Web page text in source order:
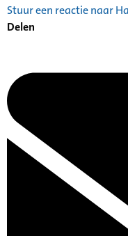
Stuur een reactie naar
Delen